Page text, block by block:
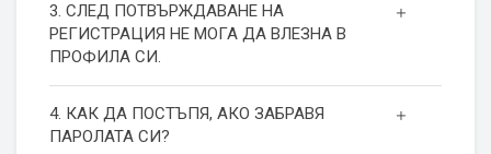
3. СЛЕД ПОТВЪРЖДАВАНЕ НА
РЕГИСТРАЦИЯ НЕ МОГА ДА ВЛЕЗНА В
ПРОФИЛА СИ.
4. КАК ДА ПОСТЪПЯ, АКО ЗАБРАВЯ
ПАРОЛАТА СИ?